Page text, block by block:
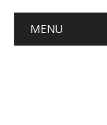
Main
MENU